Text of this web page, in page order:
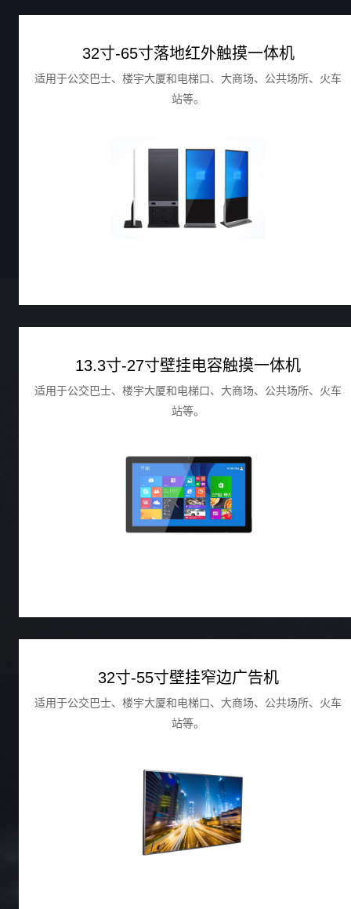
32寸-65寸落地红外触摸一体机
适用于公交巴士、楼宇大厦和电梯口、大商场、公共场所、火车
站等。
13.3寸-27寸壁挂电容触摸一体机
适用于公交巴士、楼宇大厦和电梯口、大商场、公共场所、火车
站等。
32寸-55寸壁挂窄边广告机
适用于公交巴士、楼宇大厦和电梯口、大商场、公共场所、火车
站等。